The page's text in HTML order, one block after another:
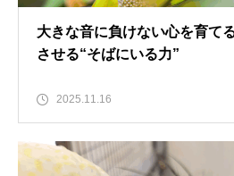
大きな音に負けない心を育て
させる“そばにいる力”
2025.11.16